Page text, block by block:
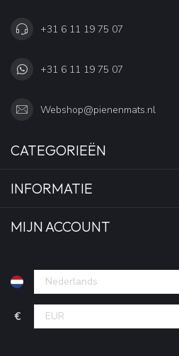
+31 6 11 19 75 07
+31 6 11 19 75 07
Webshop@pienenmats.nl
CATEGORIEËN
INFORMATIE
MIJN ACCOUNT
€